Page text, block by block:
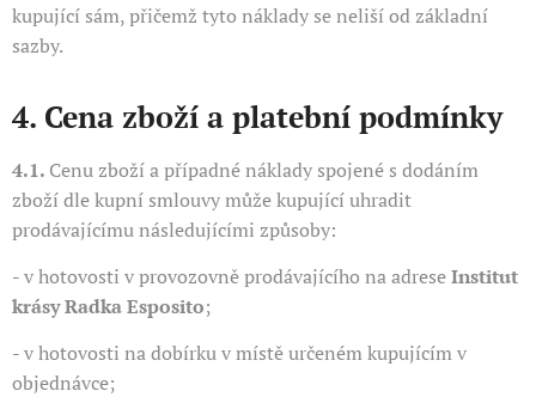
kupující sám, přičemž tyto náklady se neliší od základní
sazby.
4. Cena zboží a platební podmínky
4.1. Cenu zboží a případné náklady spojené s dodáním
zboží dle kupní smlouvy může kupující uhradit
prodávajícímu následujícími způsoby:
- v hotovosti v provozovně prodávajícího na adreseInstitut
krásy Radka Esposito;
- v hotovosti na dobírku v místě určeném kupujícím v
objednávce;